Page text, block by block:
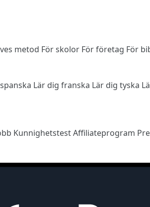
metod För skolor För företag För
Lär dig franska Lär dig tyska
KunnighetstestAffiliateprogram